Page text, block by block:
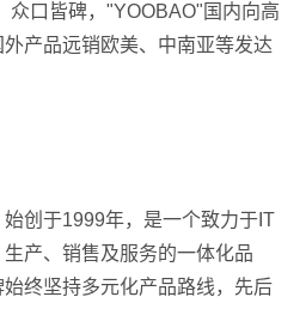
众口皆碑，"YOOBAO"国内向高
产品远销欧美、中南亚等发达
创于1999年，是一个致力于IT
产、销售及服务的一体化品
终坚持多元化产品路线，先后